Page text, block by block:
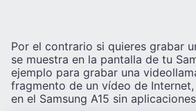
Por el contrario si quieres grabar
se muestra en la pantalla de tu
ejemplo para grabar una
fragmento de un vídeo de
en el Samsung A15 sin